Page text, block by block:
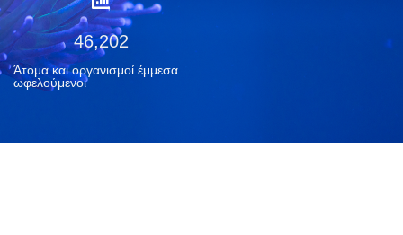
Άτομα και οργανισμοί έμμεσα
ωφελούμενοι
71,657